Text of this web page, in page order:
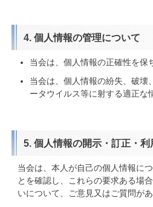
4. 個人情報の管理について
当会は、個人情報の正確性を保
当会は、個人情報の紛失、破壊
ータウイルス等に射する適正な
5. 個人情報の開示・訂正・
当会は、本人が自己の個人情報に
とを確認し、これらの要求ある場
いについて、ご意見又はご質問が